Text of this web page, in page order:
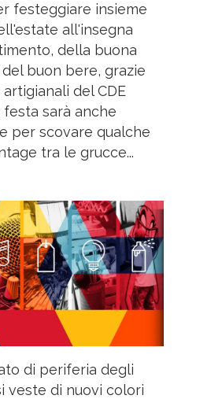
festeggiare insieme
all'insegna
della buona
del buon bere, grazie
del CDE
festa sarà anche
per scovare qualche
tra le grucce...
di periferia degli
veste di nuovi colori